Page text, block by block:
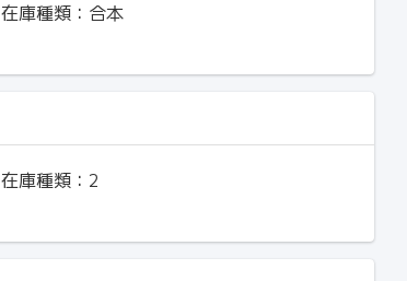
在庫種類： 合本
在庫種類： 2